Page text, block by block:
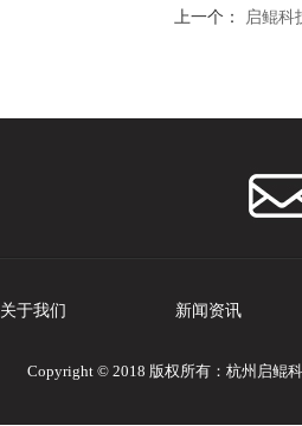
上一个： 启鲲科
关于我们 新闻资讯
Copyright © 2018 版权所有：杭州启鲲